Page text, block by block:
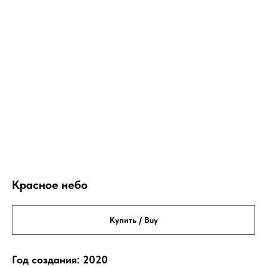
Красное небо
Купить / Buy
Год создания: 2020